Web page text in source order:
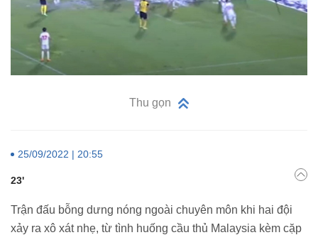
Thu gọn
25/09/2022 | 20:55
23'
Trận đấu bỗng dưng nóng ngoài chuyên môn khi hai đội
xảy ra xô xát nhẹ, từ tình huống cầu thủ Malaysia kèm cặp